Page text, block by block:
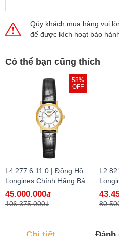
Qúy khách mua hàng vui
để được kích hoạt bảo
Có thể bạn cũng thích
58%
OFF
L4.277.6.11.0 | Đồng Hồ
Longines Chính Hãng Bán
Lẻ Tại VN
45.000.000đ
106.375.000₫
Lẻ